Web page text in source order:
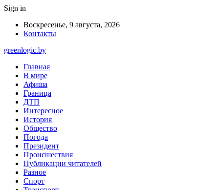
Sign in
Воскресенье, 9 августа, 2026
Контакты
greenlogic.by
Главная
В мире
Афиша
Граница
ДТП
Интересное
История
Общество
Погода
Президент
Происшествия
Публикации читателей
Разное
Спорт